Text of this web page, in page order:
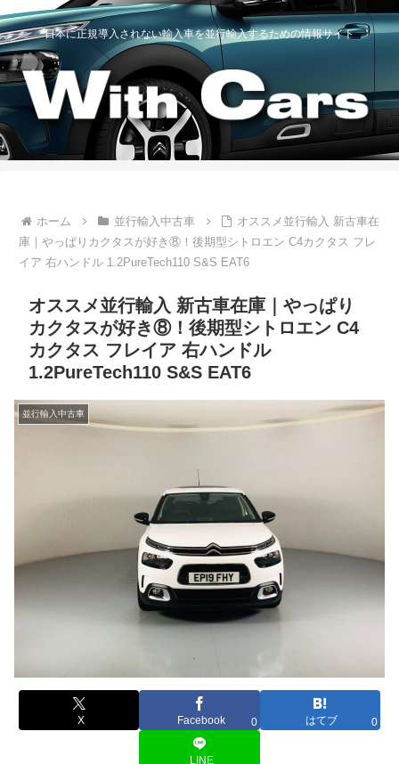
日本に正規導入されない輸入車を並行輸入するための情報サイト
ホーム 並行輸入中古車
オススメ並行輸入 新古車在
庫｜やっぱりカクタスが好き⑧！後期型シトロエン C4カクタス フレ
イア 右ハンドル 1.2PureTech110 S&S EAT6
オススメ並行輸入 新古車在庫｜やっぱり
カクタスが好き⑧！後期型シトロエン C4
カクタス フレイア 右ハンドル
1.2PureTech110 S&S EAT6
並行輸入中古車
X Facebook 0 はてブ 0
LINE